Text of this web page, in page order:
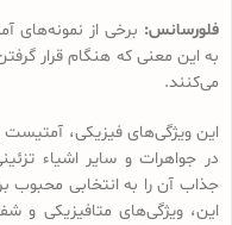
فلورسانس: برخی از نمونه‌های
به این معنی که هنگام قرار
می‌کنند.
این ویژگی‌های فیزیکی،
در جواهرات و سایر اشیاء
جذاب آن را به انتخابی محبوب
این، ویژگی‌های متافیزیکی و